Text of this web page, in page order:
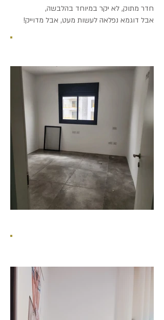
חדר מתוק, לא יקר במיוחד בהלבשה,
אבל דוגמא נפלאה לעשות מעט, אבל מדוייק!